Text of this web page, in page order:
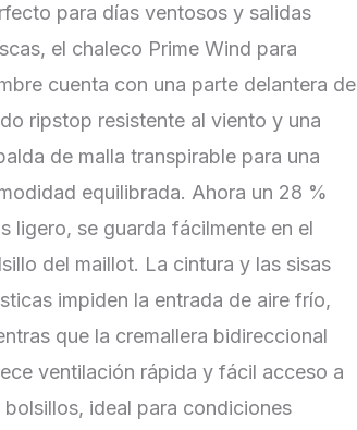
para días ventosos y salidas
el chaleco Prime Wind para
cuenta con una parte delantera de
ripstop resistente al viento y una
de malla transpirable para una
equilibrada. Ahora un 28 %
ligero, se guarda fácilmente en el
del maillot. La cintura y las sisas
impiden la entrada de aire frío,
que la cremallera bidireccional
ventilación rápida y fácil acceso a
bolsillos, ideal para condiciones